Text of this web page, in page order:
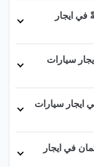
في ايجار
سيارات
ايجار سيارات
في ايجار